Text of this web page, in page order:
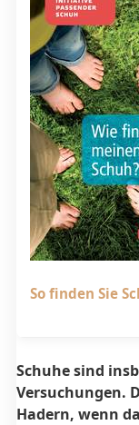
So finden Sie
Schuhe sind
Versuchungen.
Hadern, wenn